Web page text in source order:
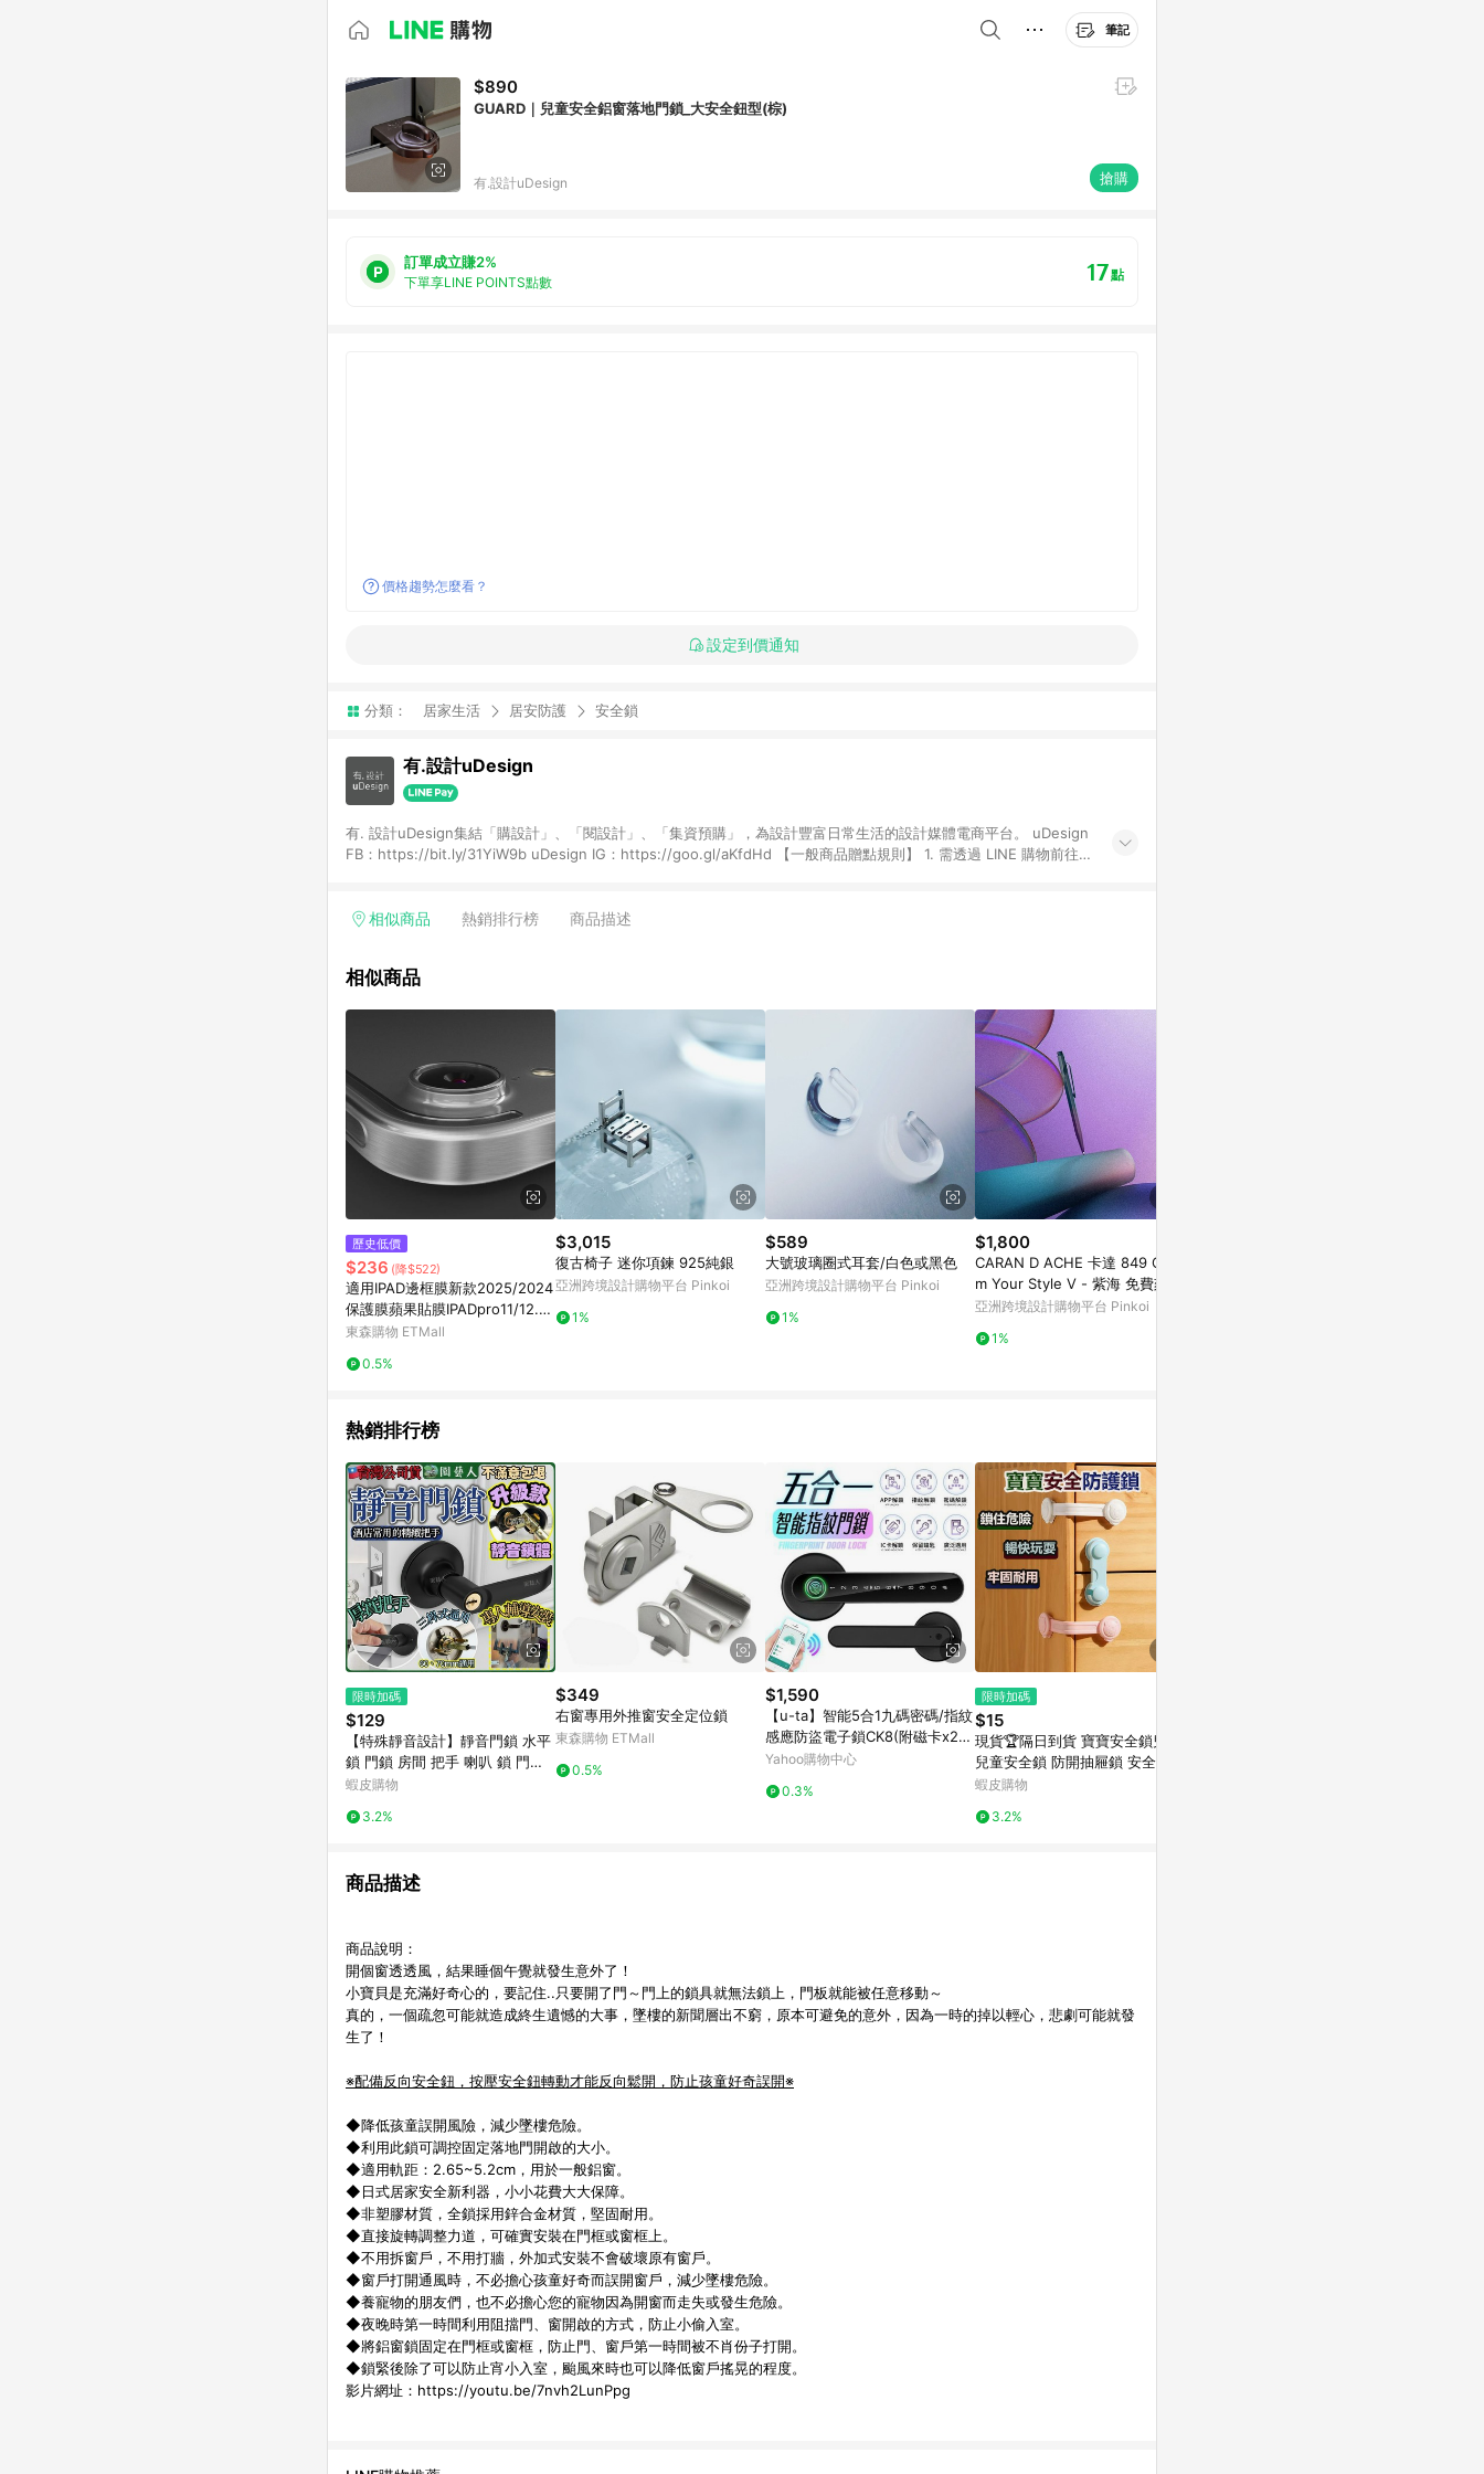
筆記
$890
GUARD｜兒童安全鋁窗落地門鎖_大安全鈕型(棕)
有.設計uDesign 搶購
訂單成立賺2%
下單享LINE POINTS點數 17點
價格趨勢怎麼看？
設定到價通知
分類： 居家生活 居安防護 安全鎖
有.設計uDesign
有. 設計uDesign集結「購設計」、「閱設計」、「集資預購」，為設計豐富日常生活的設計媒體電商平台。 uDesign
FB：https://bit.ly/31YiW9b uDesign IG：https://goo.gl/aKfdHd 【一般商品贈點規則】 1. 需透過 LINE 購物前往
[有. 設計]以外之網站購買之商品不具贈點資格。 5. 點數將於出貨後30天後發送。 6. LINE 購物站上之商品規格、顏
相似商品 熱銷排行榜 商品描述
相似商品
歷史低價
$236 (降$522)
適用IPAD邊框膜新款2025/2024
保護膜蘋果貼膜IPADpro11/12.9
寸側邊膜air6/7/11寸/13寸蘋果mi
東森購物 ETMall
0.5%
$3,015
復古椅子 迷你項鍊 925純銀
亞洲跨境設計購物平台 Pinkoi
1%
$589
大號玻璃圈式耳套/白色或黑色
亞洲跨境設計購物平台 Pinkoi
1%
$1,800
CARAN D ACHE 卡達 849 Clai
m Your Style V - 紫海 免費刻字
亞洲跨境設計購物平台 Pinkoi
1%
熱銷排行榜
限時加碼
$129
【特殊靜音設計】靜音門鎖 水平
鎖 門鎖 房間 把手 喇叭 鎖 門把
水平把手 房間門 鑰匙鎖 平把 黑
蝦皮購物
3.2%
$349
右窗專用外推窗安全定位鎖
東森購物 ETMall
0.5%
$1,590
【u-ta】智能5合1九碼密碼/指紋
感應防盜電子鎖CK8(附磁卡x2
九碼密碼 鑰匙 磁卡 APP解鎖 指
Yahoo購物中心
0.3%
限時加碼
$15
現貨🏆隔日到貨 寶寶安全鎖兒童
兒童安全鎖 防開抽屜鎖 安全鎖
抽屜安全鎖 防夾手安全鎖 櫃子鎖
蝦皮購物
3.2%
商品描述
商品說明：
開個窗透透風，結果睡個午覺就發生意外了！
小寶貝是充滿好奇心的，要記住..只要開了門～門上的鎖具就無法鎖上，門板就能被任意移動～
真的，一個疏忽可能就造成終生遺憾的大事，墜樓的新聞層出不窮，原本可避免的意外，因為一時的掉以輕心，悲劇可能就發
生了！
※配備反向安全鈕，按壓安全鈕轉動才能反向鬆開，防止孩童好奇誤開※
◆降低孩童誤開風險，減少墜樓危險。
◆利用此鎖可調控固定落地門開啟的大小。
◆適用軌距：2.65~5.2cm，用於一般鋁窗。
◆日式居家安全新利器，小小花費大大保障。
◆非塑膠材質，全鎖採用鋅合金材質，堅固耐用。
◆直接旋轉調整力道，可確實安裝在門框或窗框上。
◆不用拆窗戶，不用打牆，外加式安裝不會破壞原有窗戶。
◆窗戶打開通風時，不必擔心孩童好奇而誤開窗戶，減少墜樓危險。
◆養寵物的朋友們，也不必擔心您的寵物因為開窗而走失或發生危險。
◆夜晚時第一時間利用阻擋門、窗開啟的方式，防止小偷入室。
◆將鋁窗鎖固定在門框或窗框，防止門、窗戶第一時間被不肖份子打開。
◆鎖緊後除了可以防止宵小入室，颱風來時也可以降低窗戶搖晃的程度。
影片網址： https://youtu.be/7nvh2LunPpg